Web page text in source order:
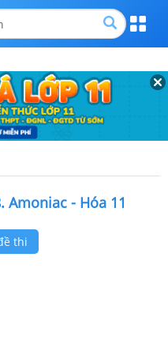
Amoniac - Hóa 11
thi